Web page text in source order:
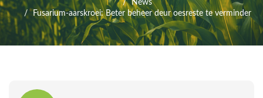
News
Fusarium-aarskroei: Beter beheer deur oesreste te verminder